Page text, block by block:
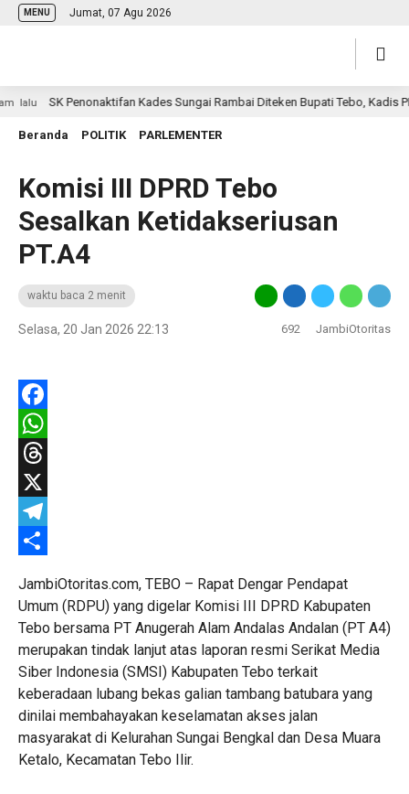
MENU Jumat, 07 Agu 2026
SK Penonaktifan Kades Sungai Rambai Diteken Bupati Tebo, Kadis PMD
Beranda POLITIK PARLEMENTER
Komisi III DPRD Tebo
Sesalkan Ketidakseriusan
PT.A4
waktu baca 2 menit
Selasa, 20 Jan 2026 22:13 692 JambiOtoritas
Facebook
WhatsApp
Threads
X
Telegram
JambiOtoritas.com, TEBO – Rapat Dengar Pendapat
Umum (RDPU) yang digelar Komisi III DPRD Kabupaten
Tebo bersama PT Anugerah Alam Andalas Andalan (PT A4)
merupakan tindak lanjut atas laporan resmi Serikat Media
Siber Indonesia (SMSI) Kabupaten Tebo terkait
keberadaan lubang bekas galian tambang batubara yang
dinilai membahayakan keselamatan akses jalan
masyarakat di Kelurahan Sungai Bengkal dan Desa Muara
Ketalo, Kecamatan Tebo Ilir.